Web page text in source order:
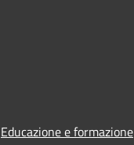
Educazione e formazione